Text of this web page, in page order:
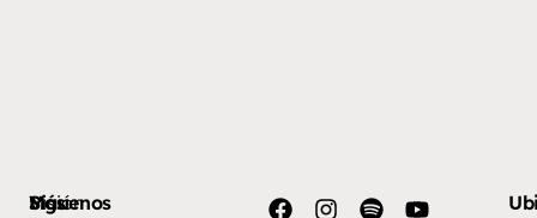
Más
Visión
Síguenos